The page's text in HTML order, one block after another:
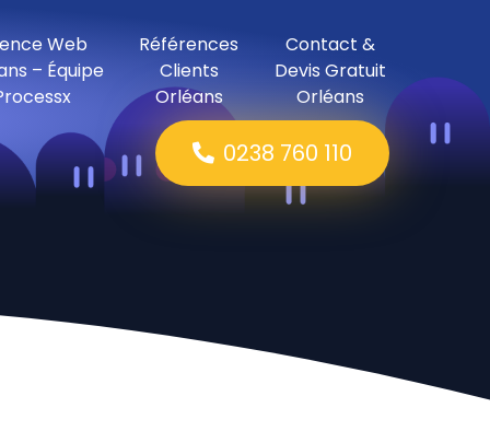
Web
– Équipe
Références
Clients
Orléans
Contact &
Devis Gratuit
Orléans
0238 760 110